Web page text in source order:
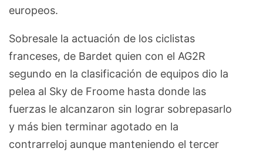
europeos.
Sobresale la actuación de los ciclistas
franceses, de Bardet quien con el AG2R
segundo en la clasificación de equipos dio la
pelea al Sky de Froome hasta donde las
fuerzas le alcanzaron sin lograr sobrepasarlo
y más bien terminar agotado en la
contrarreloj aunque manteniendo el tercer